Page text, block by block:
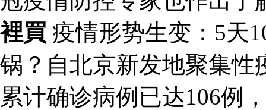
裡買 疫情形势生变：5天
锅？自北京新发地聚集性
累计确诊病例已达106例